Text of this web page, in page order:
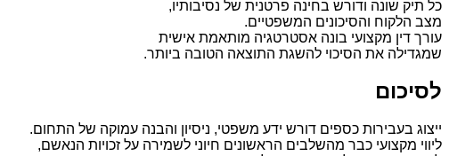
כל תיק שונה ודורש בחינה פרטנית של נסיבותיו,
מצב הלקוח והסיכונים המשפטיים.
עורך דין מקצועי בונה אסטרטגיה מותאמת אישית
שמגדילה את הסיכוי להשגת התוצאה הטובה ביותר.
לסיכום
ייצוג בעבירות כספים דורש ידע משפטי, ניסיון והבנה עמוקה של התחום.
ליווי מקצועי כבר מהשלבים הראשונים חיוני לשמירה על זכויות הנאשם,